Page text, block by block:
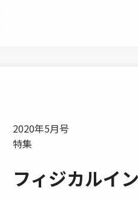
2020年5月号
特集
フィジカルイ